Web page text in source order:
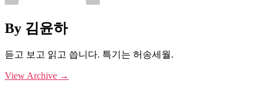
By 김윤하
듣고 보고 읽고 씁니다. 특기는 허송세월.
View Archive →